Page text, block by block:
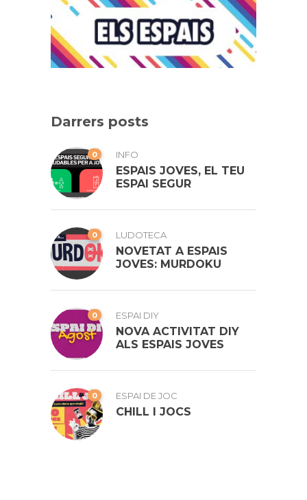
Darrers posts
0 INFO
ESPAIS JOVES, EL TEU
ESPAI SEGUR
0 LUDOTECA
NOVETAT A ESPAIS
JOVES: MURDOKU
0 ESPAI DIY
NOVA ACTIVITAT DIY
ALS ESPAIS JOVES
0 ESPAI DE JOC
CHILL I JOCS